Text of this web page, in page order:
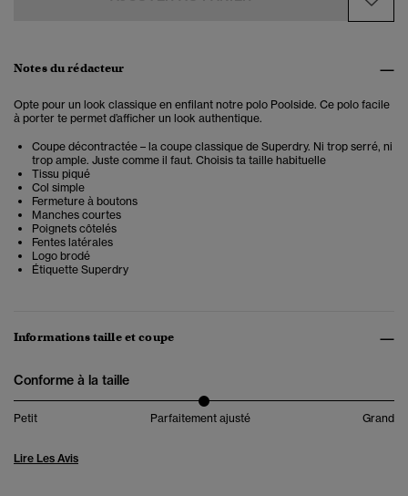
Notes du rédacteur
Opte pour un look classique en enfilant notre polo Poolside. Ce polo facile
à porter te permet d’afficher un look authentique.
Coupe décontractée – la coupe classique de Superdry. Ni trop serré, ni
trop ample. Juste comme il faut. Choisis ta taille habituelle
Tissu piqué
Col simple
Fermeture à boutons
Manches courtes
Poignets côtelés
Fentes latérales
Logo brodé
Étiquette Superdry
Informations taille et coupe
Conforme à la taille
Petit Parfaitement ajusté Grand
Lire Les Avis